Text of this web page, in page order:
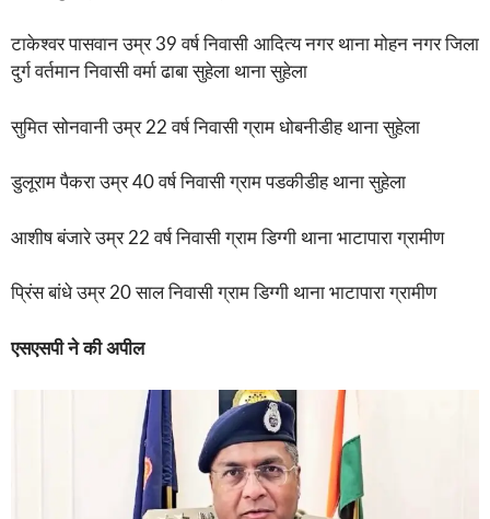
टाकेश्वर पासवान उम्र 39 वर्ष निवासी आदित्य नगर थाना मोहन नगर जिला
दुर्ग वर्तमान निवासी वर्मा ढाबा सुहेला थाना सुहेला
सुमित सोनवानी उम्र 22 वर्ष निवासी ग्राम धोबनीडीह थाना सुहेला
डुलूराम पैकरा उम्र 40 वर्ष निवासी ग्राम पडकीडीह थाना सुहेला
आशीष बंजारे उम्र 22 वर्ष निवासी ग्राम डिग्गी थाना भाटापारा ग्रामीण
प्रिंस बांधे उम्र 20 साल निवासी ग्राम डिग्गी थाना भाटापारा ग्रामीण
एसएसपी ने की अपील